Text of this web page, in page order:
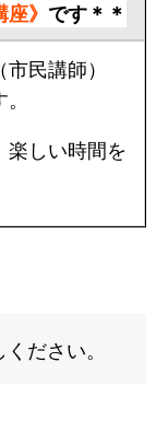
》 です＊＊
民講師）
しい時間を
ださい。